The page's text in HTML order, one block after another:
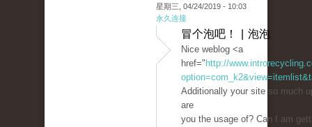
星期三, 04/24/2019 - 10:03
永久连接
冒个泡吧！ | 泡泡
Nice weblog <a
href=" http://
Additionally your site so much
are
you the usage of? Can I am